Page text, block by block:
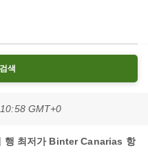
색
GMT+0
행 최저가 Binter Canarias 항